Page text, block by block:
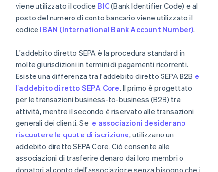
viene utilizzato il codice BIC(Bank Identifier Code) e al
posto del numero di conto bancario viene utilizzato il
codice IBAN (International Bank Account Number).
L'addebito diretto SEPA è la procedura standard in
molte giurisdizioni in termini di pagamenti ricorrenti.
Esiste una differenza tra l'addebito diretto SEPA B2B e
l'addebito diretto SEPA Core. Il primo è progettato
per le transazioni business-to-business (B2B) tra
attività, mentre il secondo è riservato alle transazioni
generali dei clienti. Se le associazioni desiderano
riscuotere le quote di iscrizione, utilizzano un
addebito diretto SEPA Core. Ciò consente alle
associazioni di trasferire denaro dai loro membri o
donatori al conto dell'associazione senza bisogno che i